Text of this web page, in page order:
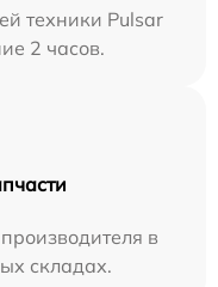
техники Pulsar
2 часов.
в
складах.